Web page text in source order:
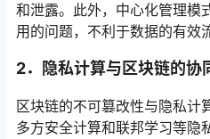
和泄露。此外，中心化管理模
用的问题，不利于数据的有效
2． 隐私计算与区块链的协
区块链的不可篡改性与隐私计
多方安全计算和联邦学习等隐